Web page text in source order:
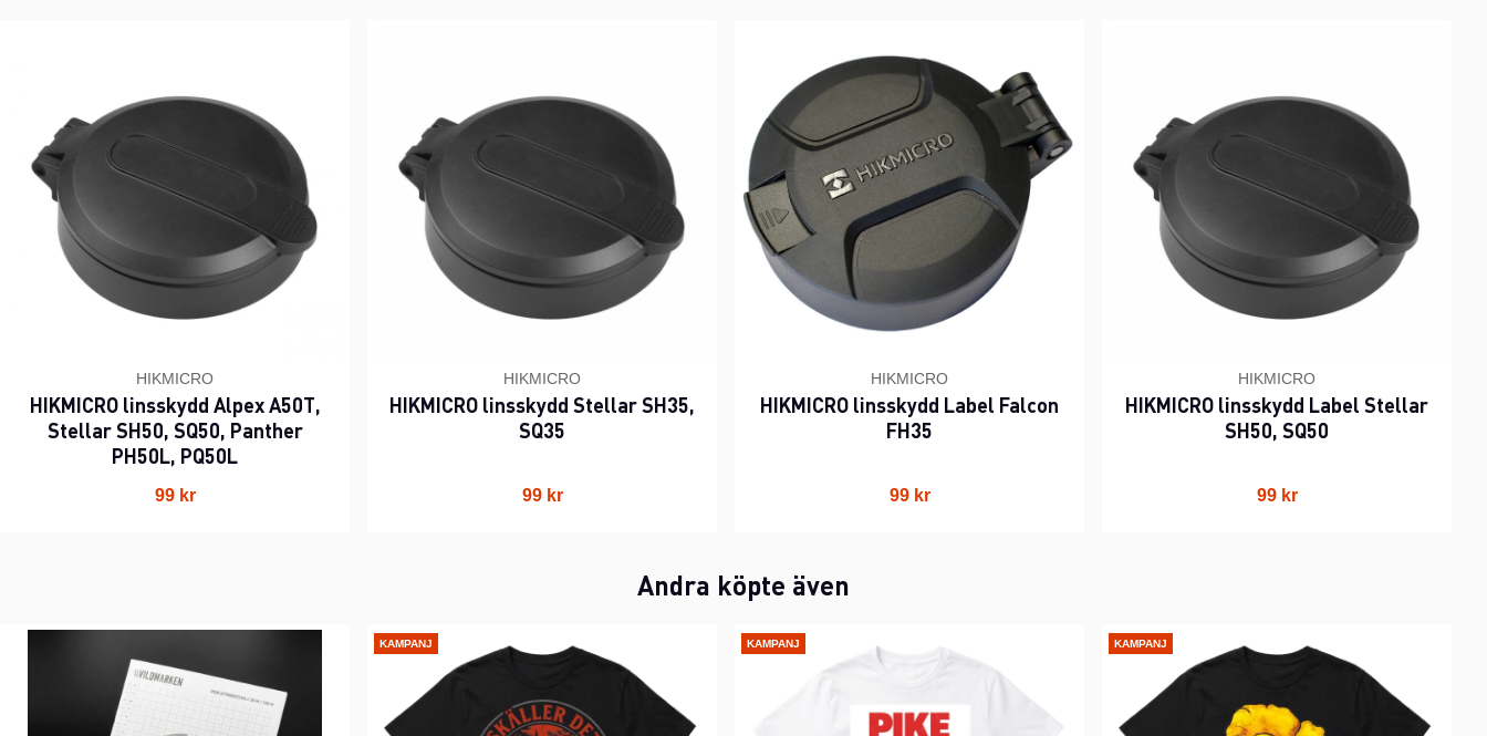
HIKMICRO
HIKMICRO linsskydd Alpex A50T,
Stellar SH50, SQ50, Panther
PH50L, PQ50L
99 kr
HIKMICRO
HIKMICRO linsskydd Stellar SH35,
SQ35
99 kr
HIKMICRO
HIKMICRO linsskydd Label Falcon
FH35
99 kr
HIKMICRO
HIKMICRO linsskydd Label Stellar
SH50, SQ50
99 kr
Andra köpte även
KAMPANJ KAMPANJ KAMPANJ